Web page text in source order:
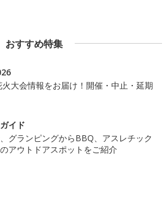
おすすめ特集
大会情報をお届け！開催・中止・延期
イド
グランピングからBBQ、アスレチック
アウトドアスポットをご紹介